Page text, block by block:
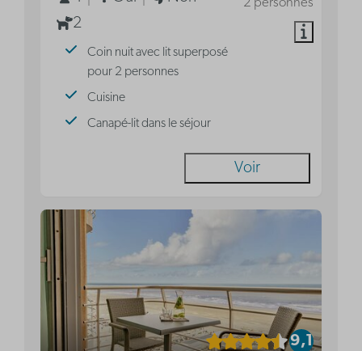
2
Coin nuit avec lit superposé
pour 2 personnes
Cuisine
Canapé-lit dans le séjour
Voir
9,1